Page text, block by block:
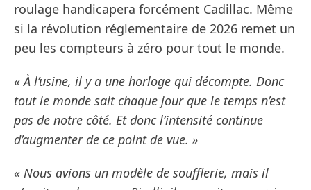
roulage handicapera forcément Cadillac. Même
si la révolution réglementaire de 2026 remet un
peu les compteurs à zéro pour tout le monde.
« À l’usine, il y a une horloge qui décompte. Donc
tout le monde sait chaque jour que le temps n’est
pas de notre côté. Et donc l’intensité continue
d’augmenter de ce point de vue. »
« Nous avions un modèle de soufflerie, mais il